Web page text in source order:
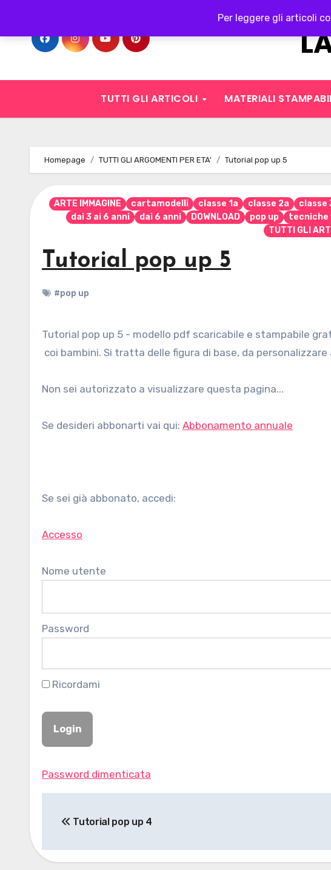
Per leggere gli articoli
content
TUTTI GLI ARTICOLI MATERIALI
Homepage TUTTI GLI ARGOMENTI PER ETA' Tutorial pop up 5
ARTE IMMAGINE cartamodelli classe 1a classe 2a classe
dai 3 ai 6 anni
dai 6 anni DOWNLOAD pop up tecniche
TUTTI GLI
Tutorial pop up 5
#pop up
Tutorial pop up 5 - modello pdf scaricabile e stampabile gratuitamente e istruzioni per realizzare pagine pop up
coi bambini. Si tratta delle figura di base, da personalizzare
Non sei autorizzato a visualizzare questa pagina...
Se desideri abbonarti vai qui: Abbonamento annuale
Se sei già abbonato, accedi:
Accesso
Nome utente
Password
Ricordami
Password dimenticata
articoli
Tutorial pop up 4